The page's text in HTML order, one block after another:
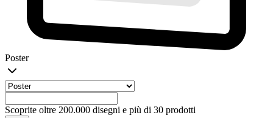
Poster
Scoprite oltre 200.000 disegni e più di 30 prodotti